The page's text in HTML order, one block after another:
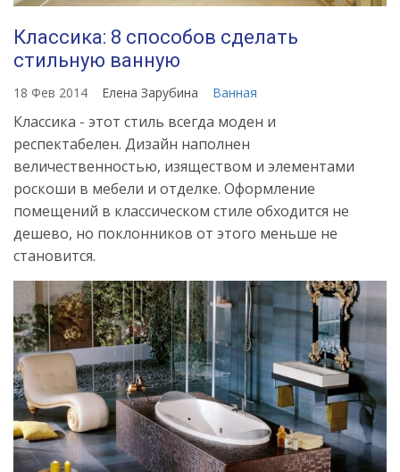
Классика: 8 способов сделать
стильную ванную
18 Фев 2014 Елена Зарубина Ванная
Классика - этот стиль всегда моден и
респектабелен. Дизайн наполнен
величественностью, изяществом и элементами
роскоши в мебели и отделке. Оформление
помещений в классическом стиле обходится не
дешево, но поклонников от этого меньше не
становится.